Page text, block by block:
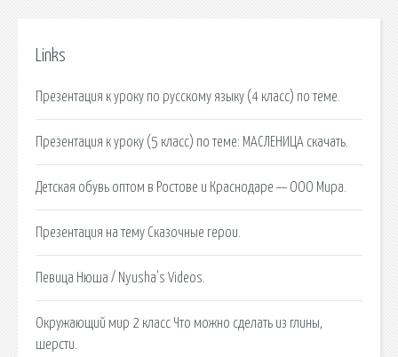
Links
Презентация к уроку по русскому языку (4 класс) по теме.
Презентация к уроку (5 класс) по теме: МАСЛЕНИЦА скачать.
Детская обувь оптом в Ростове и Краснодаре — ООО Мира.
Презентация на тему Сказочные герои.
Певица Нюша / Nyusha's Videos.
Окружающий мир 2 класс Что можно сделать из глины,
шерсти.